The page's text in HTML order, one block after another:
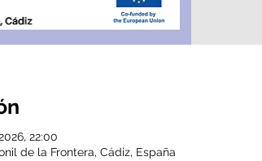
22:00
de la Frontera, Cádiz, España